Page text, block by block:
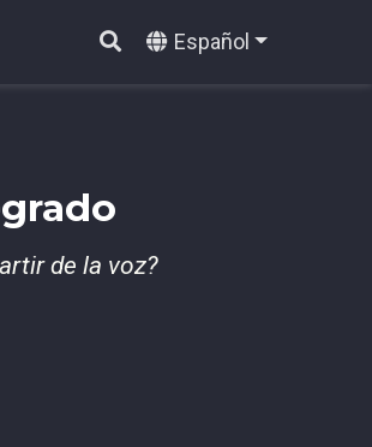
Español
de la voz?